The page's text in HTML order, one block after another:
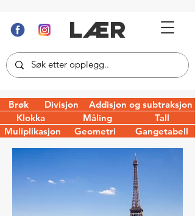
LÆR
Brøk Divisjon
Addisjon og subtraksjon
Klokka
Måling
Tall
Gangetabell
Muliplikasjon Geometri